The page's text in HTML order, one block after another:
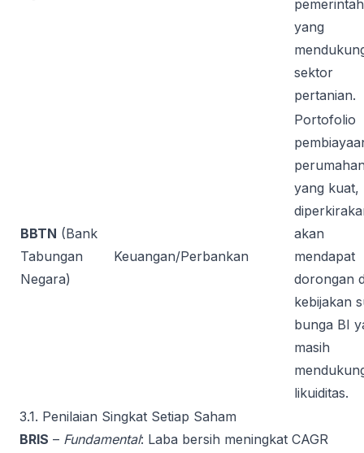
pemerintah
yang
sektor
pertanian.
BBTN (Bank
Tabungan
Negara)
Keuangan/Perbankan
Portofolio
yang kuat,
akan
mendapat
dorongan
kebijakan
bunga BI
masih
likuiditas.
3.1. Penilaian Singkat Setiap Saham
BRIS – Fundamental: Laba bersih meningkat CAGR